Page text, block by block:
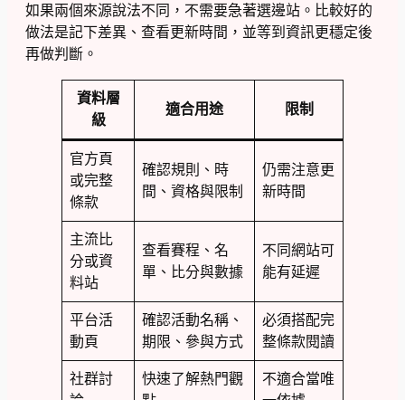
如果兩個來源說法不同，不需要急著選邊站。比較好的
做法是記下差異、查看更新時間，並等到資訊更穩定後
再做判斷。
資料層
級
適合用途 限制
官方頁
或完整
條款
確認規則、時
間、資格與限制
仍需注意更
新時間
主流比
分或資
料站
查看賽程、名
單、比分與數據
不同網站可
能有延遲
平台活
動頁
確認活動名稱、
期限、參與方式
必須搭配完
整條款閱讀
社群討
快速了解熱門觀
不適合當唯